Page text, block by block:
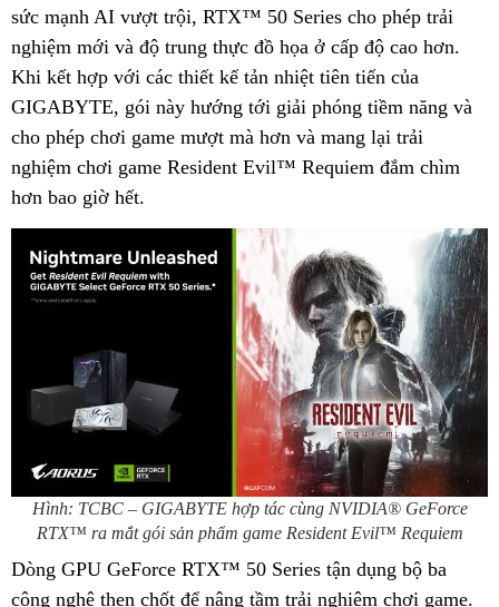
sức mạnh AI vượt trội, RTX™ 50 Series cho phép trải
nghiệm mới và độ trung thực đồ họa ở cấp độ cao hơn.
Khi kết hợp với các thiết kế tản nhiệt tiên tiến của
GIGABYTE, gói này hướng tới giải phóng tiềm năng và
cho phép chơi game mượt mà hơn và mang lại trải
nghiệm chơi game Resident Evil™ Requiem đắm chìm
hơn bao giờ hết.
Hình: TCBC – GIGABYTE hợp tác cùng NVIDIA® GeForce
RTX™ ra mắt gói sản phẩm game Resident Evil™ Requiem
Dòng GPU GeForce RTX™ 50 Series tận dụng bộ ba
công nghệ then chốt để nâng tầm trải nghiệm chơi game.